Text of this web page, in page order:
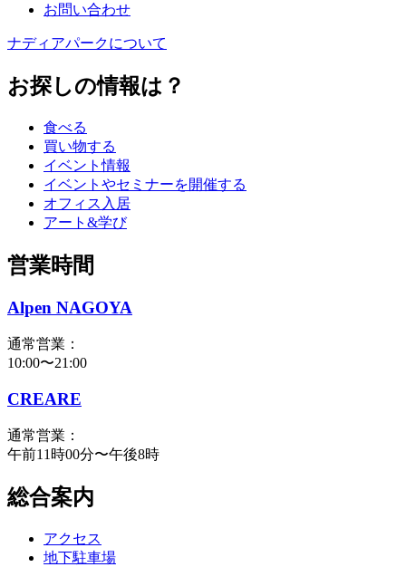
お問い合わせ
ナディアパークについて
お探しの情報は？
食べる
買い物する
イベント情報
イベントやセミナーを開催する
オフィス入居
アート&学び
営業時間
Alpen NAGOYA
通常営業：
10:00〜21:00
CREARE
通常営業：
午前11時00分〜午後8時
総合案内
アクセス
地下駐車場